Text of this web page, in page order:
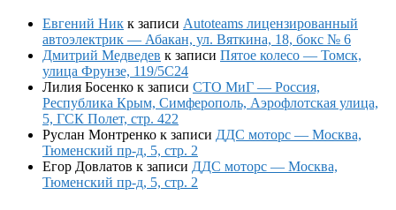
Евгений Ник к записи Autoteams лицензированный
автоэлектрик — Абакан, ул. Вяткина, 18, бокс № 6
Дмитрий Медведев к записи Пятое колесо — Томск,
улица Фрунзе, 119/5С24
Лилия Босенко к записи СТО МиГ — Россия,
Республика Крым, Симферополь, Аэрофлотская улица,
5, ГСК Полет, стр. 422
Руслан Монтренко к записи ДДС моторс — Москва,
Тюменский пр-д, 5, стр. 2
Егор Довлатов к записи ДДС моторс — Москва,
Тюменский пр-д, 5, стр. 2